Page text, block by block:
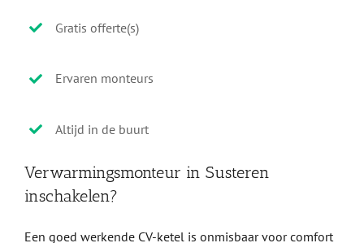
Gratis offerte(s)
Ervaren monteurs
Altijd in de buurt
Verwarmingsmonteur in Susteren
inschakelen?
Een goed werkende CV-ketel is onmisbaar voor comfort